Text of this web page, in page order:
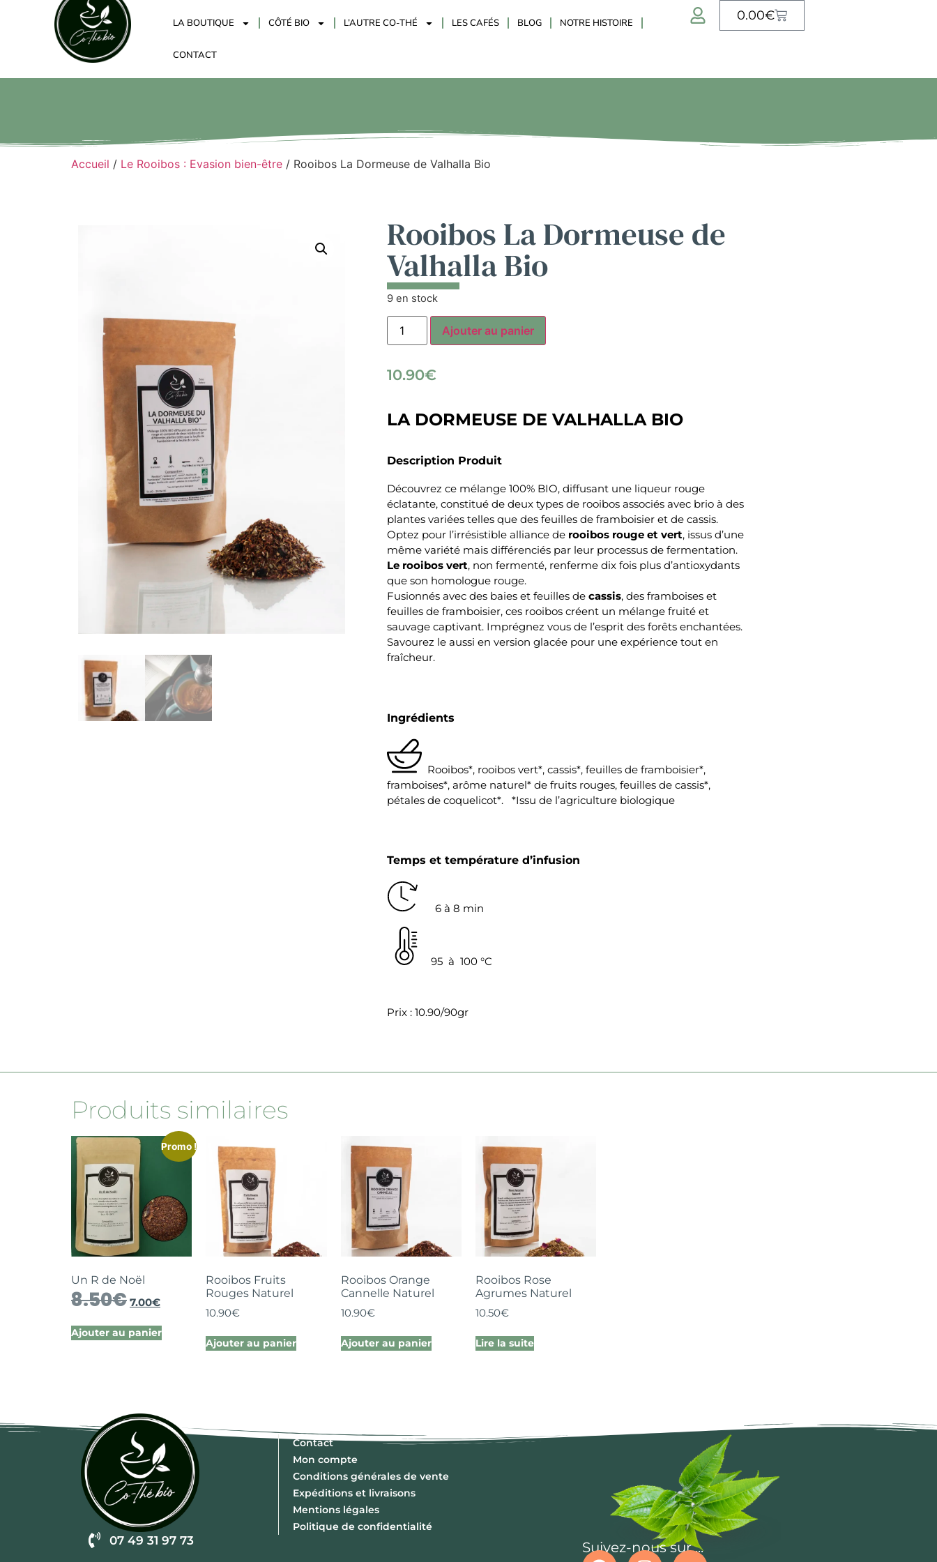
LA BOUTIQUE CÔTÉ BIO L’AUTRE CO-THÉ LES CAFÉS BLOG NOTRE HISTOIRE
CONTACT
0.00€
Accueil / Le Rooibos : Evasion bien-être / Rooibos La Dormeuse de Valhalla Bio
Rooibos La Dormeuse de
Valhalla Bio
9 en stock
Ajouter au panier
10.90€
LA DORMEUSE DE VALHALLA BIO
Description Produit
Découvrez ce mélange 100% BIO, diffusant une liqueur rouge
éclatante, constitué de deux types de rooibos associés avec brio à des
plantes variées telles que des feuilles de framboisier et de cassis.
Optez pour l’irrésistible alliance de rooibos rouge et vert, issus d’une
même variété mais différenciés par leur processus de fermentation.
Le rooibos vert, non fermenté, renferme dix fois plus d’antioxydants
que son homologue rouge.
Fusionnés avec des baies et feuilles decassis, des framboises et
feuilles de framboisier, ces rooibos créent un mélange fruité et
sauvage captivant. Imprégnez vous de l’esprit des forêts enchantées.
Savourez le aussi en version glacée pour une expérience tout en
fraîcheur.
Ingrédients
Rooibos*, rooibos vert*, cassis*, feuilles de framboisier*,
framboises*, arôme naturel* de fruits rouges, feuilles de cassis*,
pétales de coquelicot*. *Issu de l’agriculture biologique
Temps et température d’infusion
6 à 8 min
95 à 100 °C
Prix : 10.90/90gr
Produits similaires
Promo !
Un R de Noël
8.50€ 7.00€
Ajouter au panier
Rooibos Fruits
Rouges Naturel
10.90€
Ajouter au panier
Rooibos Orange
Cannelle Naturel
10.90€
Ajouter au panier
Rooibos Rose
Agrumes Naturel
10.50€
Lire la suite
07 49 31 97 73
Contact
Mon compte
Conditions générales de vente
Expéditions et livraisons
Mentions légales
Politique de confidentialité
Suivez-nous sur ...